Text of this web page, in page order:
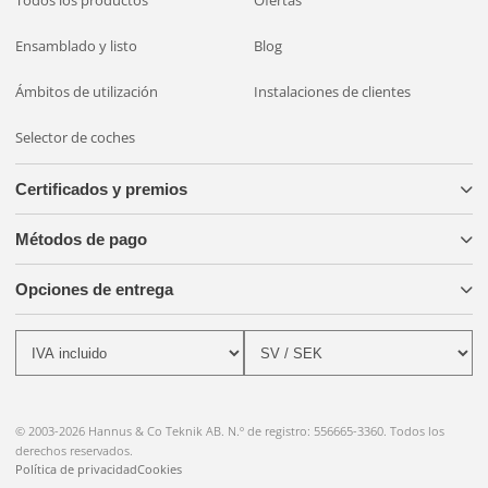
Ensamblado y listo Blog
Ámbitos de utilización Instalaciones de clientes
Selector de coches
Certificados y premios
Métodos de pago
Opciones de entrega
© 2003-2026 Hannus & Co Teknik AB. N.º de registro: 556665-3360. Todos los
derechos reservados.
Política de privacidadCookies